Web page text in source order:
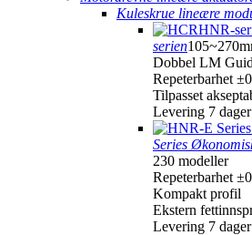
Kuleskrue lineære
serien
Dobbel LM
Repeterbarhet
Tilpasset
Levering 7 dager
Series
230 modeller
Repeterbarhet
Kompakt profil
Ekstern
Levering 7 dager